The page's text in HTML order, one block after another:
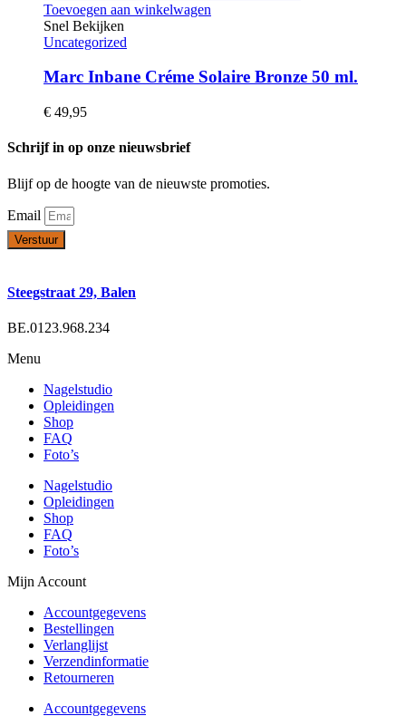
Toevoegen aan winkelwagen
Snel Bekijken
Uncategorized
Marc Inbane Créme Solaire Bronze 50 ml.
€ 49,95
Schrijf in op onze nieuwsbrief
Blijf op de hoogte van de nieuwste promoties.
Email
Verstuur
Steegstraat 29, Balen
BE.0123.968.234
Menu
Nagelstudio
Opleidingen
Shop
FAQ
Foto’s
Nagelstudio
Opleidingen
Shop
FAQ
Foto’s
Mijn Account
Accountgegevens
Bestellingen
Verlanglijst
Verzendinformatie
Retourneren
Accountgegevens